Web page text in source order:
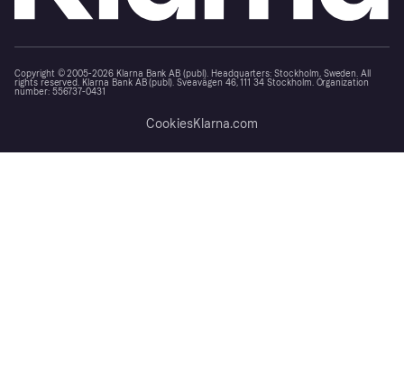
Copyright © 2005-2026 Klarna Bank AB (publ). Headquarters: Stockholm, Sweden. All
rights reserved. Klarna Bank AB (publ). Sveavägen 46, 111 34 Stockholm. Organization
number: 556737-0431
CookiesKlarna.com